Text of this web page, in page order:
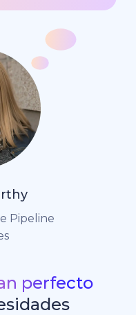
Pipeline
perfecto